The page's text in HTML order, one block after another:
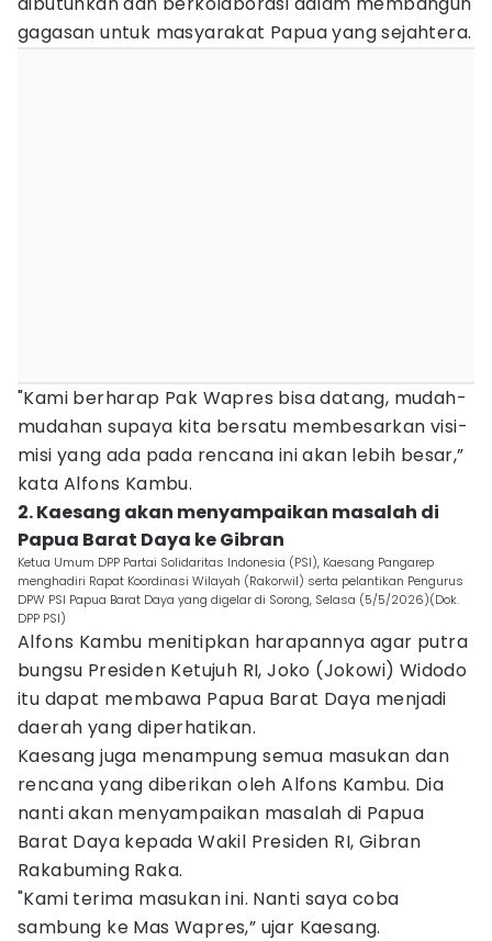
gagasan untuk masyarakat Papua yang sejahtera.
"Kami berharap Pak Wapres bisa datang, mudah-
mudahan supaya kita bersatu membesarkan visi-
misi yang ada pada rencana ini akan lebih besar,”
kata Alfons Kambu.
2. Kaesang akan menyampaikan masalah di
Papua Barat Daya ke Gibran
Ketua Umum DPP Partai Solidaritas Indonesia (PSI), Kaesang Pangarep
menghadiri Rapat Koordinasi Wilayah (Rakorwil) serta pelantikan Pengurus
DPW PSI Papua Barat Daya yang digelar di Sorong, Selasa (5/5/2026)(Dok.
DPP PSI)
Alfons Kambu menitipkan harapannya agar putra
bungsu Presiden Ketujuh RI, Joko (Jokowi) Widodo
itu dapat membawa Papua Barat Daya menjadi
daerah yang diperhatikan.
Kaesang juga menampung semua masukan dan
rencana yang diberikan oleh Alfons Kambu. Dia
nanti akan menyampaikan masalah di Papua
Barat Daya kepada Wakil Presiden RI, Gibran
Rakabuming Raka.
"Kami terima masukan ini. Nanti saya coba
sambung ke Mas Wapres,” ujar Kaesang.